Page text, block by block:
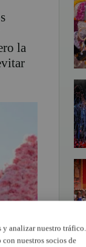
la
analizar nuestro tráfico.
nuestros socios de